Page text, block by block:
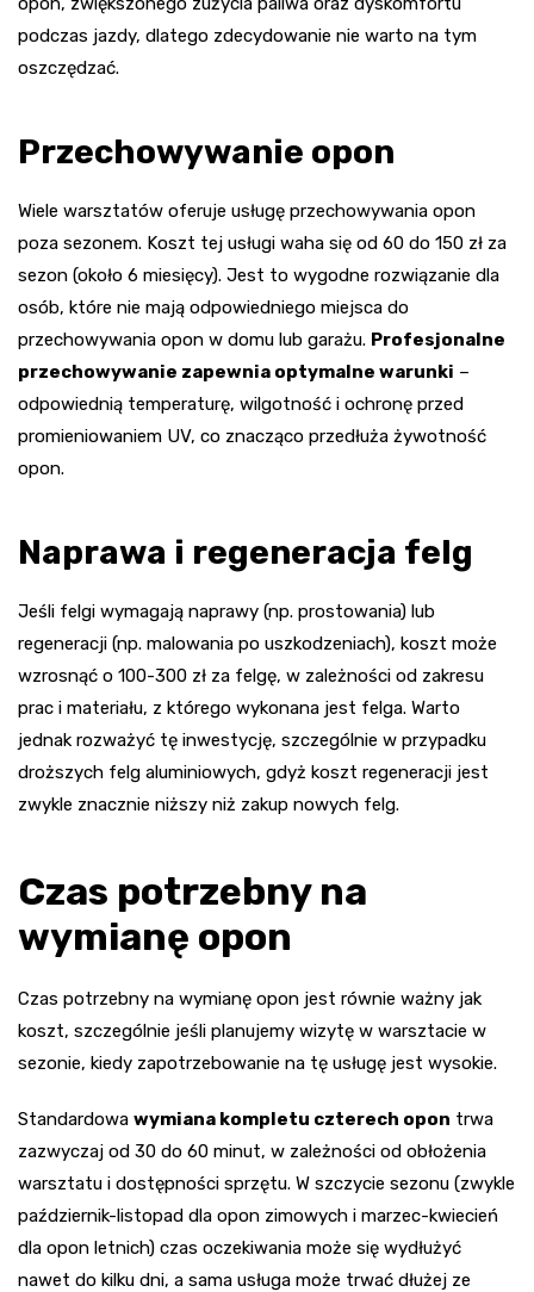
podczas jazdy, dlatego zdecydowanie nie warto na tym
oszczędzać.
Przechowywanie opon
Wiele warsztatów oferuje usługę przechowywania opon
poza sezonem. Koszt tej usługi waha się od 60 do 150 zł za
sezon (około 6 miesięcy). Jest to wygodne rozwiązanie dla
osób, które nie mają odpowiedniego miejsca do
przechowywania opon w domu lub garażu. Profesjonalne
przechowywanie zapewnia optymalne warunki –
odpowiednią temperaturę, wilgotność i ochronę przed
promieniowaniem UV, co znacząco przedłuża żywotność
opon.
Naprawa i regeneracja felg
Jeśli felgi wymagają naprawy (np. prostowania) lub
regeneracji (np. malowania po uszkodzeniach), koszt może
wzrosnąć o 100-300 zł za felgę, w zależności od zakresu
prac i materiału, z którego wykonana jest felga. Warto
jednak rozważyć tę inwestycję, szczególnie w przypadku
droższych felg aluminiowych, gdyż koszt regeneracji jest
zwykle znacznie niższy niż zakup nowych felg.
Czas potrzebny na
wymianę opon
Czas potrzebny na wymianę opon jest równie ważny jak
koszt, szczególnie jeśli planujemy wizytę w warsztacie w
sezonie, kiedy zapotrzebowanie na tę usługę jest wysokie.
Standardowa wymiana kompletu czterech opon trwa
zazwyczaj od 30 do 60 minut, w zależności od obłożenia
warsztatu i dostępności sprzętu. W szczycie sezonu (zwykle
październik-listopad dla opon zimowych i marzec-kwiecień
dla opon letnich) czas oczekiwania może się wydłużyć
nawet do kilku dni, a sama usługa może trwać dłużej ze